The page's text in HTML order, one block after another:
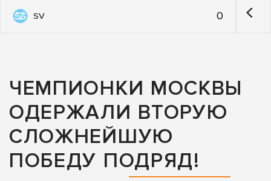
SV 0
ЧЕМПИОНКИ МОСКВЫ
ОДЕРЖАЛИ ВТОРУЮ
СЛОЖНЕЙШУЮ
ПОБЕДУ ПОДРЯД!